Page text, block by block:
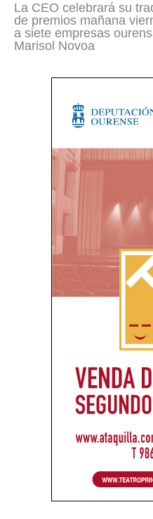
La CEO celebrará su
de premios mañana
a siete empresas
Marisol Novoa